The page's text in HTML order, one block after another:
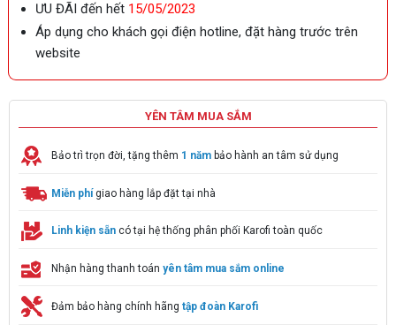
ƯU ĐÃI đến hết 15/05/2023
Áp dụng cho khách gọi điện hotline, đặt hàng trước trên
website
YÊN TÂM MUA SẮM
Bảo trì trọn đời, tặng thêm 1 năm bảo hành an tâm sử dụng
Miễn phígiao hàng lắp đặt tại nhà
Linh kiện sẵn có tại hệ thống phân phối Karofi toàn quốc
Nhận hàng thanh toán yên tâm mua sắm online
Đảm bảo hàng chính hãng tập đoàn Karofi